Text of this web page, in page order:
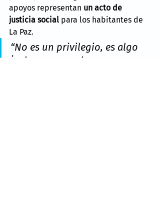
apoyos representan un acto de
justicia social para los habitantes de
La Paz.
“No es un privilegio, es algo
justo para nuestras